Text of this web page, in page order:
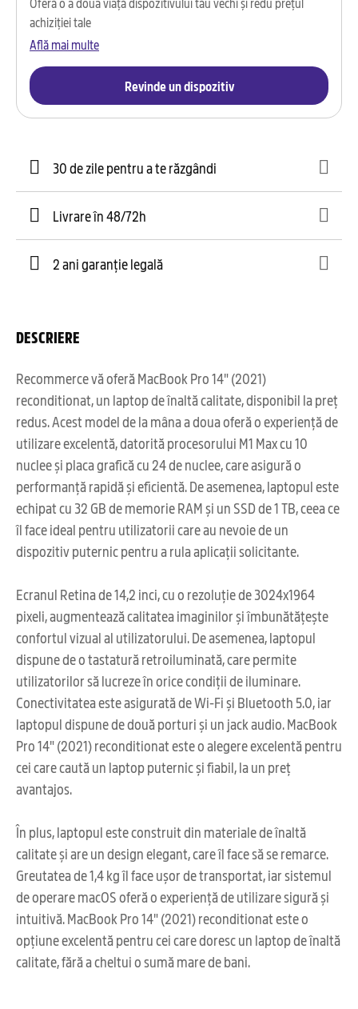
achiziției tale
Află mai multe
Revinde un dispozitiv
30 de zile pentru a te răzgândi
Livrare în 48/72h
2 ani garanție legală
DESCRIERE
Recommerce vă oferă MacBook Pro 14" (2021)
reconditionat, un laptop de înaltă calitate, disponibil la preț
redus. Acest model de la mâna a doua oferă o experiență de
utilizare excelentă, datorită procesorului M1 Max cu 10
nuclee și placa grafică cu 24 de nuclee, care asigură o
performanță rapidă și eficientă. De asemenea, laptopul este
echipat cu 32 GB de memorie RAM și un SSD de 1 TB, ceea ce
îl face ideal pentru utilizatorii care au nevoie de un
dispozitiv puternic pentru a rula aplicații solicitante.
Ecranul Retina de 14,2 inci, cu o rezoluție de 3024x1964
pixeli, augmentează calitatea imaginilor și îmbunătățește
confortul vizual al utilizatorului. De asemenea, laptopul
dispune de o tastatură retroiluminată, care permite
utilizatorilor să lucreze în orice condiții de iluminare.
Conectivitatea este asigurată de Wi-Fi și Bluetooth 5.0, iar
laptopul dispune de două porturi și un jack audio. MacBook
Pro 14" (2021) reconditionat este o alegere excelentă pentru
cei care caută un laptop puternic și fiabil, la un preț
avantajos.
În plus, laptopul este construit din materiale de înaltă
calitate și are un design elegant, care îl face să se remarce.
Greutatea de 1,4 kg îl face ușor de transportat, iar sistemul
de operare macOS oferă o experiență de utilizare sigură și
intuitivă. MacBook Pro 14" (2021) reconditionat este o
opțiune excelentă pentru cei care doresc un laptop de înaltă
calitate, fără a cheltui o sumă mare de bani.